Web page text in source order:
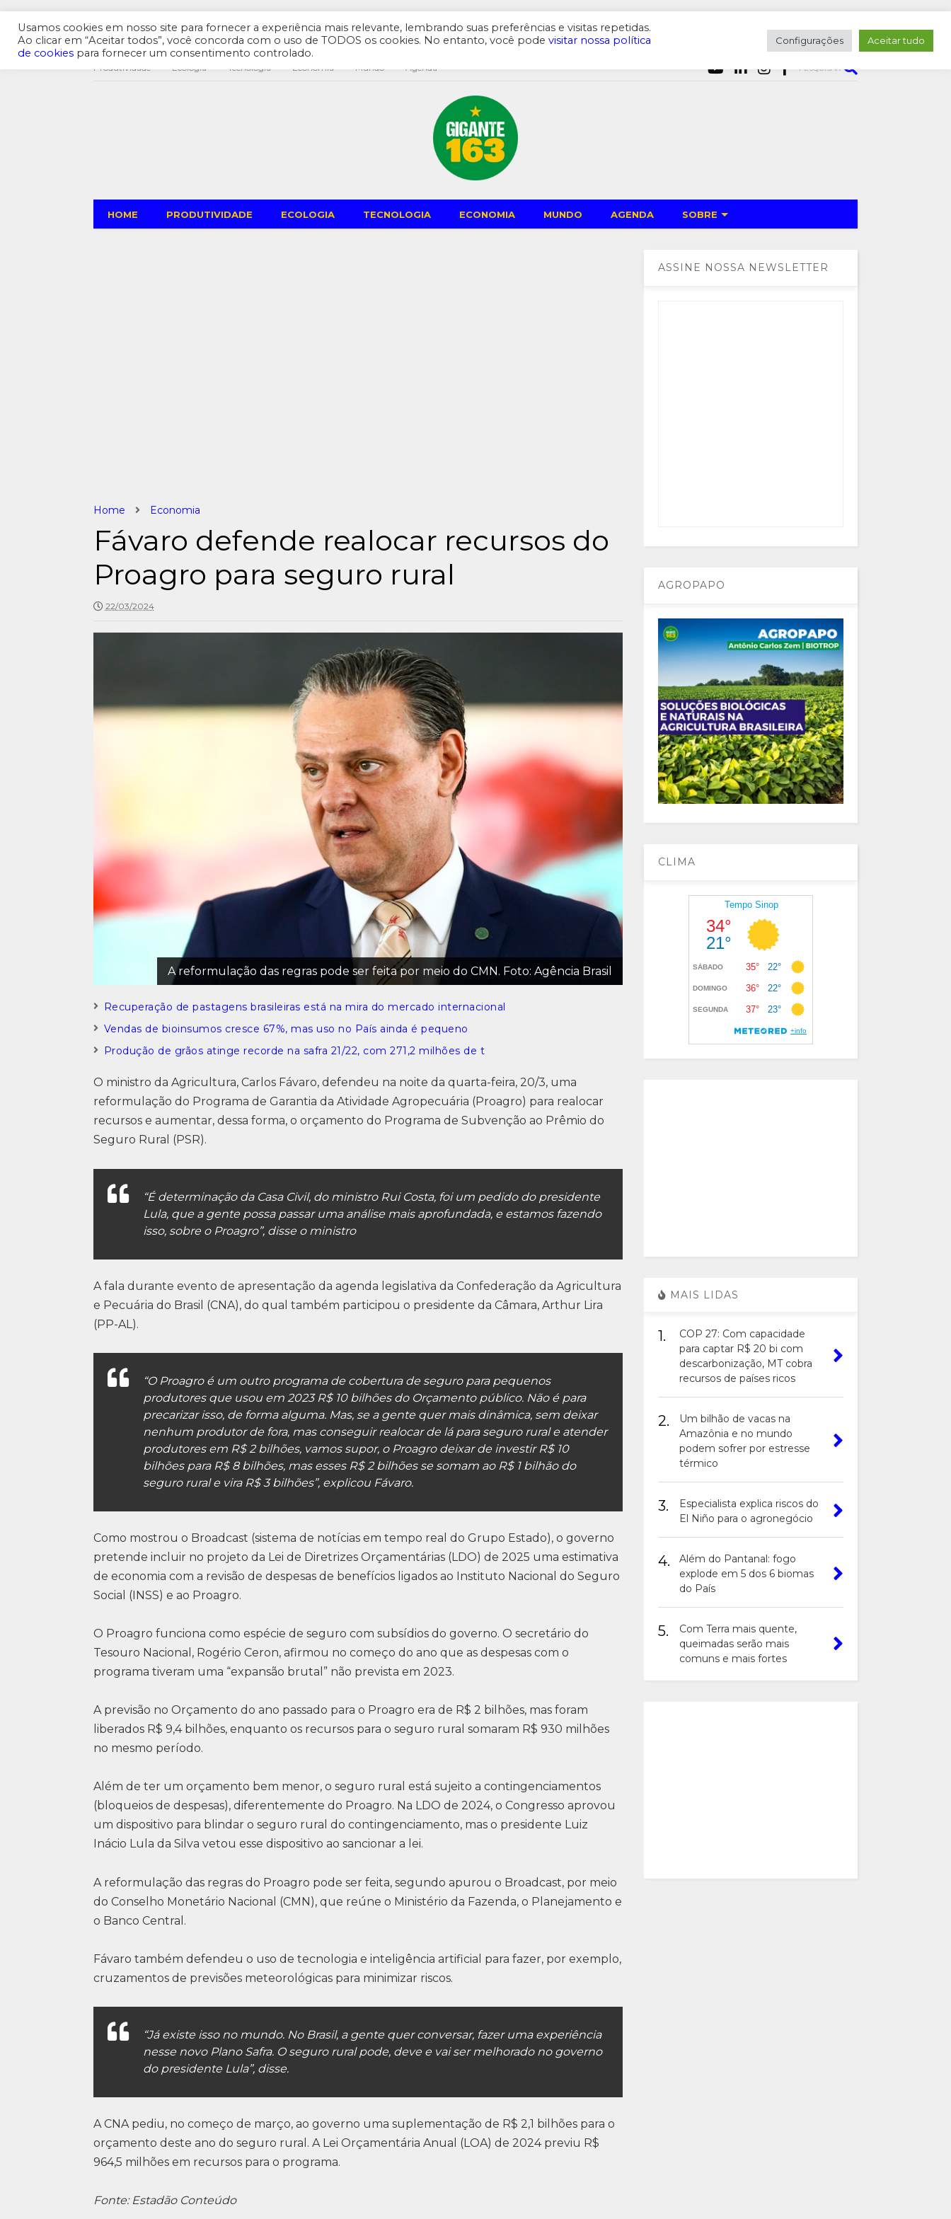
Produtividade Ecologia Tecnologia Economia Mundo Agenda PESQUISAR
HOME PRODUTIVIDADE ECOLOGIA TECNOLOGIA ECONOMIA MUNDO AGENDA SOBRE
Home Economia
Fávaro defende realocar recursos do
Proagro para seguro rural
22/03/2024
A reformulação das regras pode ser feita por meio do CMN. Foto: Agência Brasil
Recuperação de pastagens brasileiras está na mira do mercado internacional
Vendas de bioinsumos cresce 67%, mas uso no País ainda é pequeno
Produção de grãos atinge recorde na safra 21/22, com 271,2 milhões de t
O ministro da Agricultura, Carlos Fávaro, defendeu na noite da quarta-feira, 20/3, uma
reformulação do Programa de Garantia da Atividade Agropecuária (Proagro) para realocar
recursos e aumentar, dessa forma, o orçamento do Programa de Subvenção ao Prêmio do
Seguro Rural (PSR).
“É determinação da Casa Civil, do ministro Rui Costa, foi um pedido do presidente
Lula, que a gente possa passar uma análise mais aprofundada, e estamos fazendo
isso, sobre o Proagro”, disse o ministro
A fala durante evento de apresentação da agenda legislativa da Confederação da Agricultura
e Pecuária do Brasil (CNA), do qual também participou o presidente da Câmara, Arthur Lira
(PP-AL).
“O Proagro é um outro programa de cobertura de seguro para pequenos
produtores que usou em 2023 R$ 10 bilhões do Orçamento público. Não é para
precarizar isso, de forma alguma. Mas, se a gente quer mais dinâmica, sem deixar
nenhum produtor de fora, mas conseguir realocar de lá para seguro rural e atender
produtores em R$ 2 bilhões, vamos supor, o Proagro deixar de investir R$ 10
bilhões para R$ 8 bilhões, mas esses R$ 2 bilhões se somam ao R$ 1 bilhão do
seguro rural e vira R$ 3 bilhões”, explicou Fávaro.
Como mostrou o Broadcast (sistema de notícias em tempo real do Grupo Estado), o governo
pretende incluir no projeto da Lei de Diretrizes Orçamentárias (LDO) de 2025 uma estimativa
de economia com a revisão de despesas de benefícios ligados ao Instituto Nacional do Seguro
Social (INSS) e ao Proagro.
O Proagro funciona como espécie de seguro com subsídios do governo. O secretário do
Tesouro Nacional, Rogério Ceron, afirmou no começo do ano que as despesas com o
programa tiveram uma “expansão brutal” não prevista em 2023.
A previsão no Orçamento do ano passado para o Proagro era de R$ 2 bilhões, mas foram
liberados R$ 9,4 bilhões, enquanto os recursos para o seguro rural somaram R$ 930 milhões
no mesmo período.
Além de ter um orçamento bem menor, o seguro rural está sujeito a contingenciamentos
(bloqueios de despesas), diferentemente do Proagro. Na LDO de 2024, o Congresso aprovou
um dispositivo para blindar o seguro rural do contingenciamento, mas o presidente Luiz
Inácio Lula da Silva vetou esse dispositivo ao sancionar a lei.
A reformulação das regras do Proagro pode ser feita, segundo apurou o Broadcast, por meio
do Conselho Monetário Nacional (CMN), que reúne o Ministério da Fazenda, o Planejamento e
o Banco Central.
Fávaro também defendeu o uso de tecnologia e inteligência artificial para fazer, por exemplo,
cruzamentos de previsões meteorológicas para minimizar riscos.
“Já existe isso no mundo. No Brasil, a gente quer conversar, fazer uma experiência
nesse novo Plano Safra. O seguro rural pode, deve e vai ser melhorado no governo
do presidente Lula”, disse.
A CNA pediu, no começo de março, ao governo uma suplementação de R$ 2,1 bilhões para o
orçamento deste ano do seguro rural. A Lei Orçamentária Anual (LOA) de 2024 previu R$
964,5 milhões em recursos para o programa.
Fonte: Estadão Conteúdo
ASSINE NOSSA NEWSLETTER
AGROPAPO
CLIMA
MAIS LIDAS
1.
COP 27: Com capacidade
para captar R$ 20 bi com
descarbonização, MT cobra
recursos de países ricos
2.
Um bilhão de vacas na
Amazônia e no mundo
podem sofrer por estresse
térmico
3.
Especialista explica riscos do
El Niño para o agronegócio
4.
Além do Pantanal: fogo
explode em 5 dos 6 biomas
do País
5.
Com Terra mais quente,
queimadas serão mais
comuns e mais fortes
Usamos cookies em nosso site para fornecer a experiência mais relevante, lembrando suas preferências e visitas repetidas.
Ao clicar em “Aceitar todos”, você concorda com o uso de TODOS os cookies. No entanto, você pode visitar nossa política
de cookies para fornecer um consentimento controlado.
Configurações Aceitar tudo